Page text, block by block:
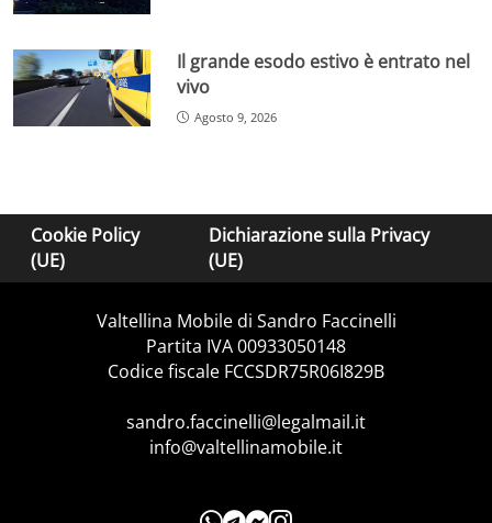
Il grande esodo estivo è entrato nel
vivo
Agosto 9, 2026
Cookie Policy
(UE)
Dichiarazione sulla Privacy
(UE)
Valtellina Mobile di Sandro Faccinelli
Partita IVA 00933050148
Codice fiscale FCCSDR75R06I829B
sandro.faccinelli@legalmail.it
info@valtellinamobile.it